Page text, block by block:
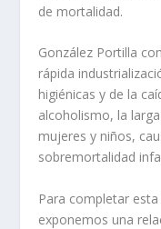
de mortalidad.
González Portilla
rápida
higiénicas y de la
alcoholismo, la
mujeres y niños,
sobremortalidad
Para completar
exponemos una